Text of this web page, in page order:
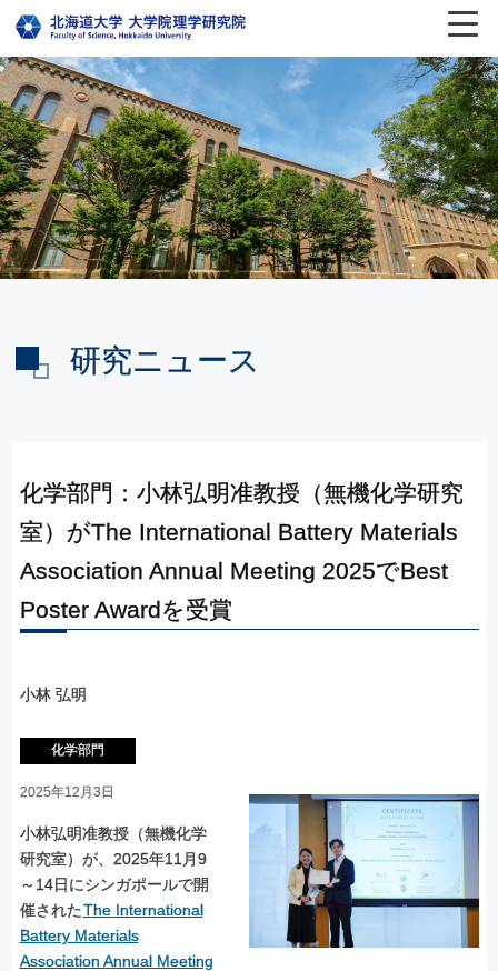
研究ニュース
化学部門： 小林弘明准教授 （無機化学研究
室） がThe International Battery Materials
Association Annual Meeting 2025でBest
Poster Awardを受賞
小林 弘明
化学部門
2025年12月3日
小林弘明准教授（無機化学
研究室）が、2025年11月9
～14日にシンガポールで開
催されたThe International
Battery Materials
Association Annual Meeting